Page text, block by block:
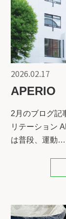
2026.02.17
APERIO
2月のブログ記
リテーション
は普段、運動